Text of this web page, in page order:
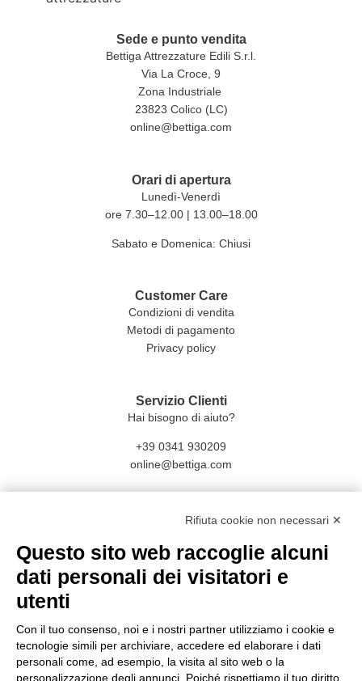
Sede e punto vendita
Bettiga Attrezzature Edili S.r.l.
Via La Croce, 9
Zona Industriale
23823 Colico (LC)
online@bettiga.com
Orari di apertura
Lunedì-Venerdì
ore 7.30–12.00 | 13.00–18.00
Sabato e Domenica: Chiusi
Customer Care
Condizioni di vendita
Metodi di pagamento
Privacy policy
Servizio Clienti
Hai bisogno di aiuto?
+39 0341 930209
online@bettiga.com
Social
Instagram
Rifiuta cookie non necessari ✕
Questo sito web raccoglie alcuni
dati personali dei visitatori e
utenti
Con il tuo consenso, noi e i nostri partner utilizziamo i cookie e
tecnologie simili per archiviare, accedere ed elaborare i dati
personali come, ad esempio, la visita al sito web o la
personalizzazione degli annunci. Poiché rispettiamo il tuo diritto